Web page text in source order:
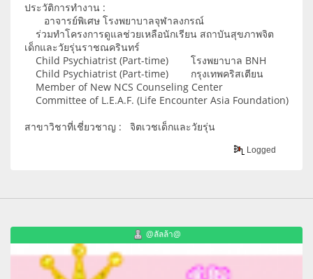
ประวัติการทำงาน :
อาจารย์พิเศษ โรงพยาบาลจุฬาลงกรณ์
ร่วมทำโครงการดูแลช่วยเหลือนักเรียน สถาบันสุขภาพจิต
เด็กและวัยรุ่นราชณครินทร์
Child Psychiatrist (Part-time) โรงพยาบาล BNH
Child Psychiatrist (Part-time) กรุงเทพคริสเตียน
Member of New NCS Counseling Center
Committee of L.E.A.F. (Life Encounter Asia Foundation)
สาขาวิชาที่เชี่ยวชาญ : จิตเวชเด็กและวัยรุ่น
Logged
@ลัลล้า@